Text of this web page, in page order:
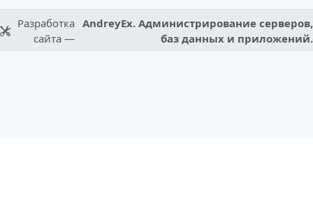
Разработка
сайта —
AndreyEx. Администрирование серверов,
баз данных и приложений.